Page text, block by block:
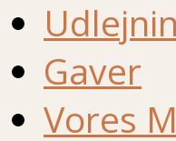
Gaver
Vores